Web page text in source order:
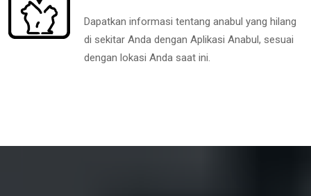
Dapatkan informasi tentang anabul yang hilang
di sekitar Anda dengan Aplikasi Anabul, sesuai
dengan lokasi Anda saat ini.